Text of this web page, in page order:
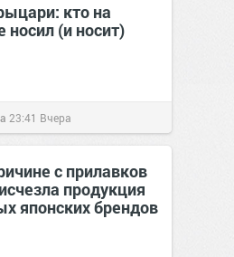
кто на
(и носит)
23:41 Вчера
с прилавков
продукция
японских брендов